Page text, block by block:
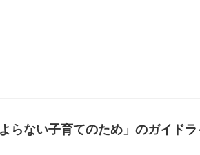
よらない子育てのため」のガイド